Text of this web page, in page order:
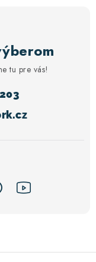
tu pre vás!